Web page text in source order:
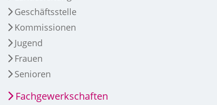
Geschäftsstelle
Kommissionen
Jugend
Frauen
Senioren
Fachgewerkschaften